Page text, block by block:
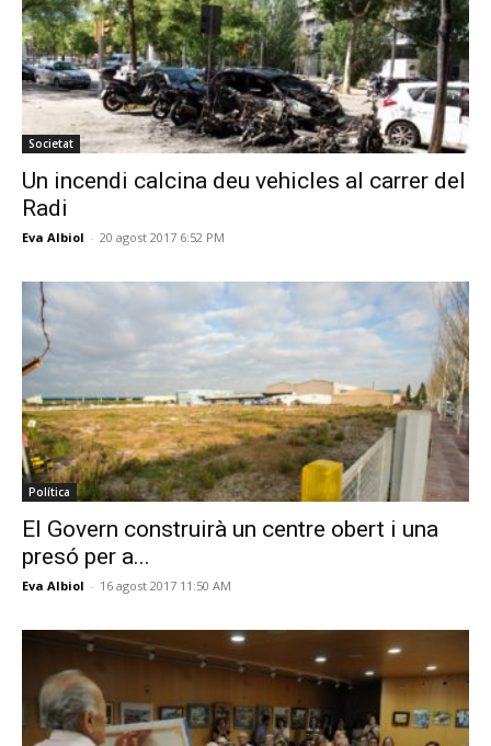
Societat
Un incendi calcina deu vehicles al carrer del
Radi
Eva Albiol - 20 agost 2017 6:52 PM
Política
El Govern construirà un centre obert i una
presó per a...
Eva Albiol - 16 agost 2017 11:50 AM